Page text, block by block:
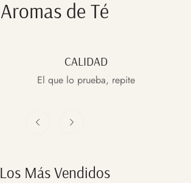
Aromas de Té
CALIDAD
El que lo prueba, repite
Los Más Vendidos